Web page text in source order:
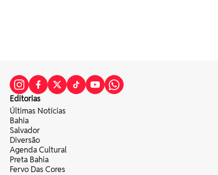
Editorias
Últimas Notícias
Bahia
Salvador
Diversão
Agenda Cultural
Preta Bahia
Fervo Das Cores